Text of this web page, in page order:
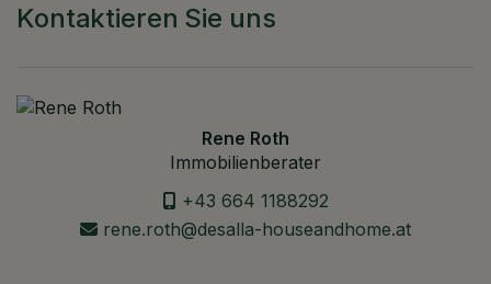
Kontaktieren Sie uns
Rene Roth
Immobilienberater
+43 664 1188292
rene.roth@desalla-houseandhome.at